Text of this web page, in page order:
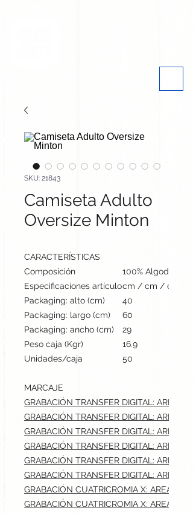
SKU: 21843
Camiseta Adulto
Oversize Minton
CARACTERÍSTICAS
Composición
100% Algodón
Especificaciones artículocm / cm / cm |
Packaging: alto (cm)
40
Packaging: largo (cm)
60
Packaging: ancho (cm)
29
Peso caja (Kgr)
16.9
Unidades/caja
50
MARCAJE
GRABACIÓN TRANSFER DIGITAL: AREA
GRABACIÓN TRANSFER DIGITAL: AREA
GRABACIÓN TRANSFER DIGITAL: AREA
GRABACIÓN TRANSFER DIGITAL: AREA
GRABACIÓN TRANSFER DIGITAL: AREA
GRABACIÓN TRANSFER DIGITAL: AREA
GRABACIÓN CUATRICROMIA X: AREA
GRABACIÓN CUATRICROMIA X: AREA